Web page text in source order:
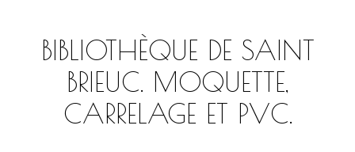
BIBLIOTHÈQUE DE SAINT
BRIEUC. MOQUETTE,
CARRELAGE ET PVC.